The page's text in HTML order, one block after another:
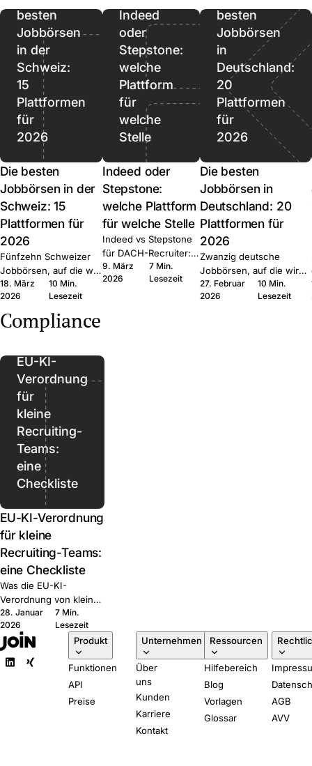
besten
Jobbörsen
in der
Schweiz:
15
Plattformen
für
2026
Die besten
Jobbörsen in der
Schweiz: 15
Plattformen für
2026
Fünfzehn Schweizer
Jobbörsen, auf die wir
bei Join multiposten.
Generalisten, Tech,
Regional, Healthcare,
Executive. Was jede
kombinieren.
18. März
2026
10 Min.
Lesezeit
Indeed
oder
Stepstone:
welche
Plattform
für
welche
Stelle
Indeed oder
Stepstone:
welche Plattform
für welche Stelle
Indeed vs Stepstone
für DACH-Recruiter:
wo welche Plattform
gewinnt, der Quick-
9. März
2026
7 Min.
Lesezeit
besten
Jobbörsen
in
Deutschland:
20
Plattformen
für
2026
Die besten
Jobbörsen in
Deutschland: 20
Plattformen für
2026
Zwanzig deutsche
Jobbörsen, auf die wir
bei Join multiposten.
Generalisten, Tech, Start-
27. Februar
2026
10 Min.
Lesezeit
Compliance
EU-KI-
Verordnung
für
kleine
Recruiting-
Teams:
eine
Checkliste
EU-KI-Verordnung
für kleine
Recruiting-Teams:
eine Checkliste
Was die EU-KI-
Verordnung von kleinen
HR-Teams tatsächlich
verlangt, in klarer
Sprache. Fünf Fragen,
die Sie jedem ATS-
Anbieter stellen sollten.
28. Januar
2026
7 Min.
Lesezeit
Produkt
Funktionen
API
Preise
Unternehmen
Über
uns
Kunden
Karriere
Kontakt
Ressourcen
Hilfebereich
Blog
Vorlagen
Glossar
AGB
AVV